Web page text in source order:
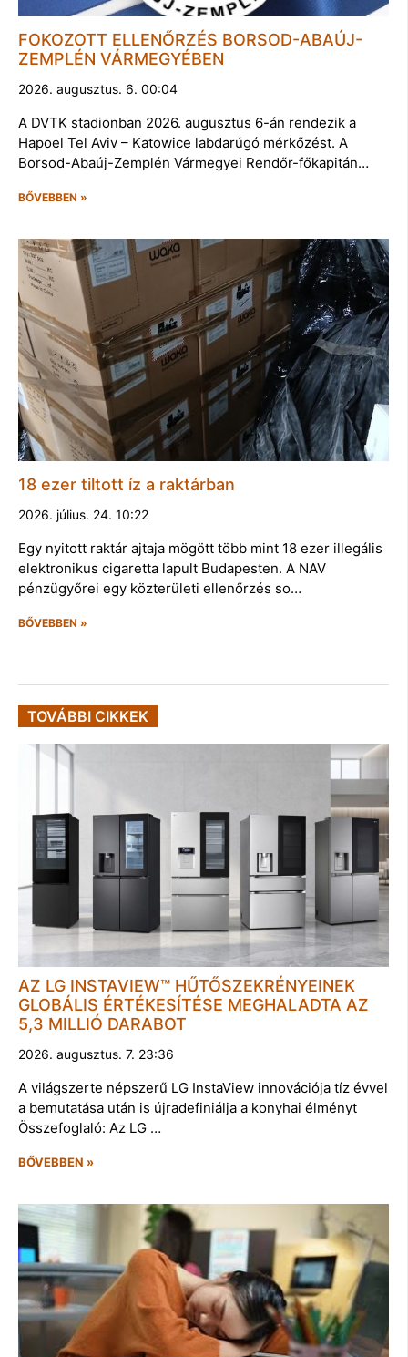
FOKOZOTT ELLENŐRZÉS BORSOD-ABAÚJ-
ZEMPLÉN VÁRMEGYÉBEN
2026. augusztus. 6. 00:04
A DVTK stadionban 2026. augusztus 6-án rendezik a
Hapoel Tel Aviv – Katowice labdarúgó mérkőzést. A
Borsod-Abaúj-Zemplén Vármegyei Rendőr-főkapitán…
BŐVEBBEN »
18 ezer tiltott íz a raktárban
2026. július. 24. 10:22
Egy nyitott raktár ajtaja mögött több mint 18 ezer illegális
elektronikus cigaretta lapult Budapesten. A NAV
pénzügyőrei egy közterületi ellenőrzés so…
BŐVEBBEN »
TOVÁBBI CIKKEK
AZ LG INSTAVIEW™ HŰTŐSZEKRÉNYEINEK
GLOBÁLIS ÉRTÉKESÍTÉSE MEGHALADTA AZ
5,3 MILLIÓ DARABOT
2026. augusztus. 7. 23:36
A világszerte népszerű LG InstaView innovációja tíz évvel
a bemutatása után is újradefiniálja a konyhai élményt
Összefoglaló: Az LG …
BŐVEBBEN »